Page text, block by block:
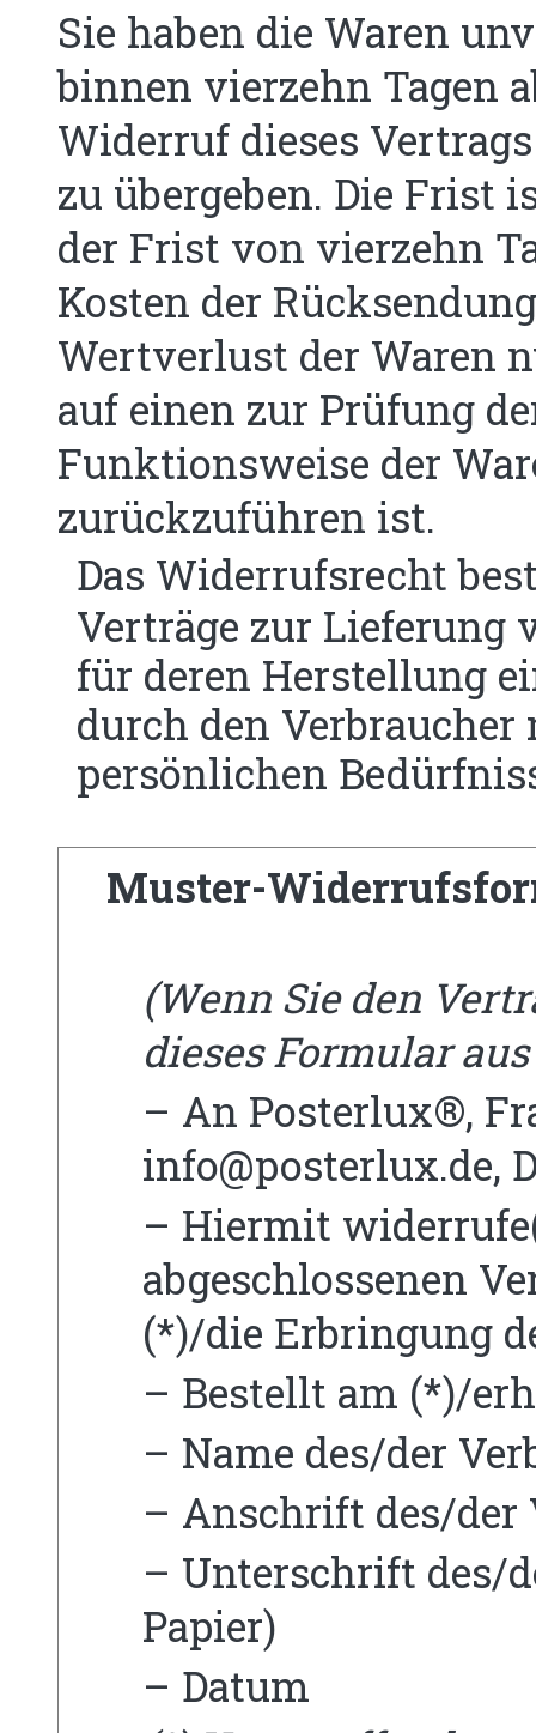
Sie haben die Waren
binnen vierzehn Tagen
Widerruf dieses
zu übergeben. Die Frist
der Frist von vierzehn
Kosten der
Wertverlust der Waren
auf einen zur Prüfung
Funktionsweise der
zurückzuführen ist.
Das Widerrufsrecht
Verträge zur Lieferung
für deren Herstellung
durch den
persönlichen
Muster-
(Wenn Sie den
dieses Formular
– An Posterlux®,
info@posterlux.de,
– Hiermit
abgeschlossenen
(*)/die Erbringung
– Bestellt am (*)/
– Name des/der
– Anschrift des/der
– Unterschrift des/
Papier)
– Datum